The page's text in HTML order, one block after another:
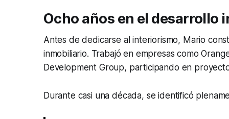
Ocho años en el desarrollo
Antes de dedicarse al interiorismo, Mario
inmobiliario. Trabajó en empresas como
Development Group, participando en
Durante casi una década, se identificó